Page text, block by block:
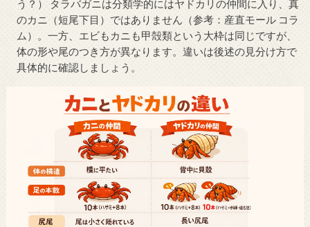
う？） タラバガニは分類学的にはヤドカリの仲間に入り、真
のカニ（短尾下目）ではありません（参考：産直モール コラ
ム）。一方、エビもカニも甲殻類という大枠は同じですが、
体の形や尾のつき方が異なります。違いは後述の見分け方で
具体的に確認しましょう。